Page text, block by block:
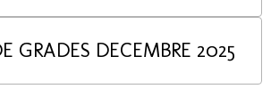
GRADES DECEMBRE 2025